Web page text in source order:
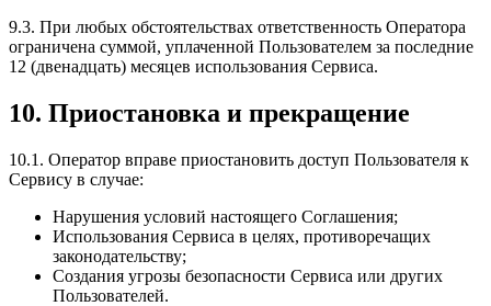
9.3. При любых обстоятельствах ответственность Оператора
ограничена суммой, уплаченной Пользователем за последние
12 (двенадцать) месяцев использования Сервиса.
10. Приостановка и прекращение
10.1. Оператор вправе приостановить доступ Пользователя к
Сервису в случае:
Нарушения условий настоящего Соглашения;
Использования Сервиса в целях, противоречащих
законодательству;
Создания угрозы безопасности Сервиса или других
Пользователей.